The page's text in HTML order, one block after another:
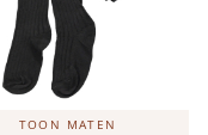
TOON MATEN